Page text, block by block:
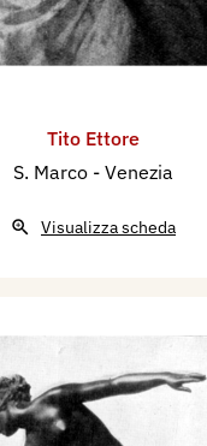
Tito Ettore
S. Marco - Venezia
Visualizza scheda